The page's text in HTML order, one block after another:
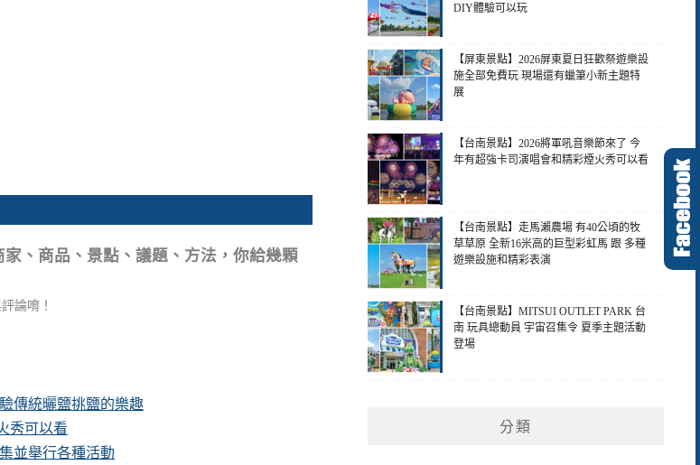
家、商品、景點、議題、方法，你給幾顆
論唷！
傳統曬鹽挑鹽的樂趣
秀可以看
並舉行各種活動
DIY體驗可以玩
【屏東景點】2026屏東夏日狂歡祭遊樂設
施全部免費玩 現場還有蠟筆小新主題特
展
【台南景點】2026將軍吼音樂節來了 今
年有超強卡司演唱會和精彩煙火秀可以看
【台南景點】走馬瀨農場 有40公頃的牧
草草原 全新16米高的巨型彩虹馬 跟 多種
遊樂設施和精彩表演
【台南景點】MITSUI OUTLET PARK 台
南 玩具總動員 宇宙召集令 夏季主題活動
登場
分類